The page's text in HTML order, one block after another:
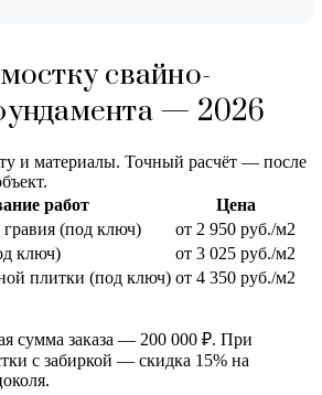
свайно-
— 2026
и материалы. Точный расчёт — после
работ
Цена
(под ключ)
от 2 950 руб./м2
ключ)
от 3 025 руб./м2
плитки (под ключ) от 4 350 руб./м2
сумма заказа — 200 000 ₽. При
с забиркой — скидка 15% на